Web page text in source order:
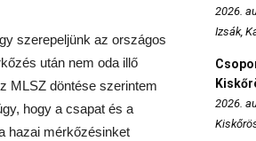
szerepeljünk az országos
után nem oda illő
MLSZ döntése szerintem
hogy a csapat és a
hazai mérkőzésinket
2026.
Izsák,
2026.